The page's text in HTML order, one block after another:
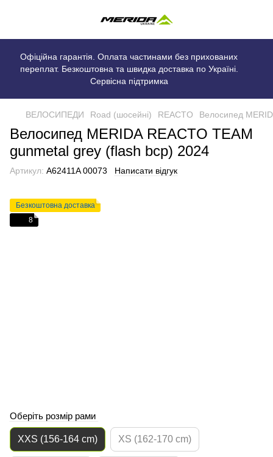
Офіційна гарантія. Оплата частинами без прихованих
переплат. Безкоштовна та швидка доставка по Україні.
Сервісна підтримка
ВЕЛОСИПЕДИ Road (шосейні) REACTO Велосипед
Велосипед MERIDA REACTO TEAM
gunmetal grey (flash bcp) 2024
Артикул: A62411A 00073 Написати відгук
Безкоштовна доставка
8
Оберіть розмір рами
XXS (156-164 cm) XS (162-170 cm)